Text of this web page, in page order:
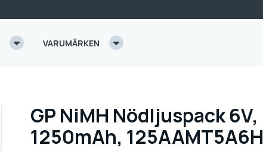
VARUMÄRKEN
GP NiMH Nödljuspack 6V,
1250mAh, 125AAMT5A6H